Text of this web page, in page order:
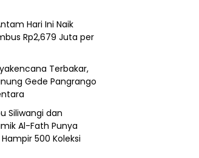
Hari Ini Naik
Rp2,679 Juta per
Terbakar,
Gede Pangrango
Siliwangi dan
Al-Fath Punya
500 Koleksi